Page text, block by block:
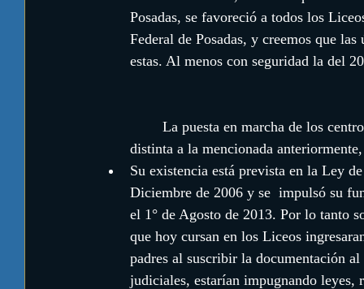
Posadas, se favoreció a todos los
Federal de Posadas, y creemos que
estas. Al menos con seguridad la del
distinta a la mencionada
​Su existencia está prevista en la Ley
Diciembre de 2006 y se  impulsó su
el 1° de Agosto de 2013. Por lo tanto
que hoy cursan en los Liceos
padres al suscribir la documentación
judiciales, estarían impugnando